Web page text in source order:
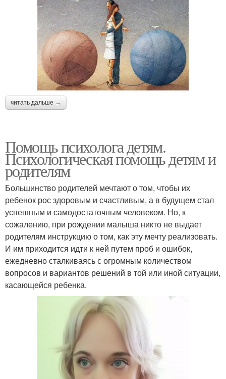
читать дальше →
Помощь психолога детям.
Психологическая помощь детям и
родителям
Большинство родителей мечтают о том, чтобы их
ребенок рос здоровым и счастливым, а в будущем стал
успешным и самодостаточным человеком. Но, к
сожалению, при рождении малыша никто не выдает
родителям инструкцию о том, как эту мечту реализовать.
И им приходится идти к ней путем проб и ошибок,
ежедневно сталкиваясь с огромным количеством
вопросов и вариантов решений в той или иной ситуации,
касающейся ребенка.